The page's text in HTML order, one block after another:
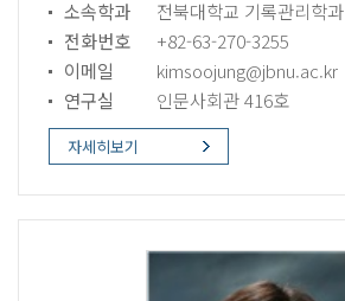
소속학과
전북대학교 기록관리학과
전화번호
+82-63-270-3255
이메일
kimsoojung@jbnu.ac.kr
연구실
인문사회관 416호
자세히보기